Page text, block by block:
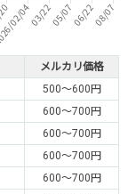
メルカリ価格
500～600円
600～700円
600～700円
600～700円
600～700円